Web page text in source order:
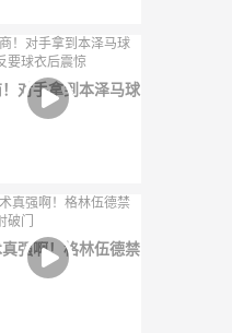
对手拿到本泽马球
被反要球衣后震惊
强啊！格林伍德禁
区外远射破门